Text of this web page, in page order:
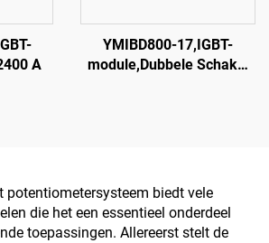
A
YMIBD800-17,IGBT-
module,Dubbele Schakel
potentiometersysteem biedt vele
die het een essentieel onderdeel
toepassingen. Allereerst stelt de